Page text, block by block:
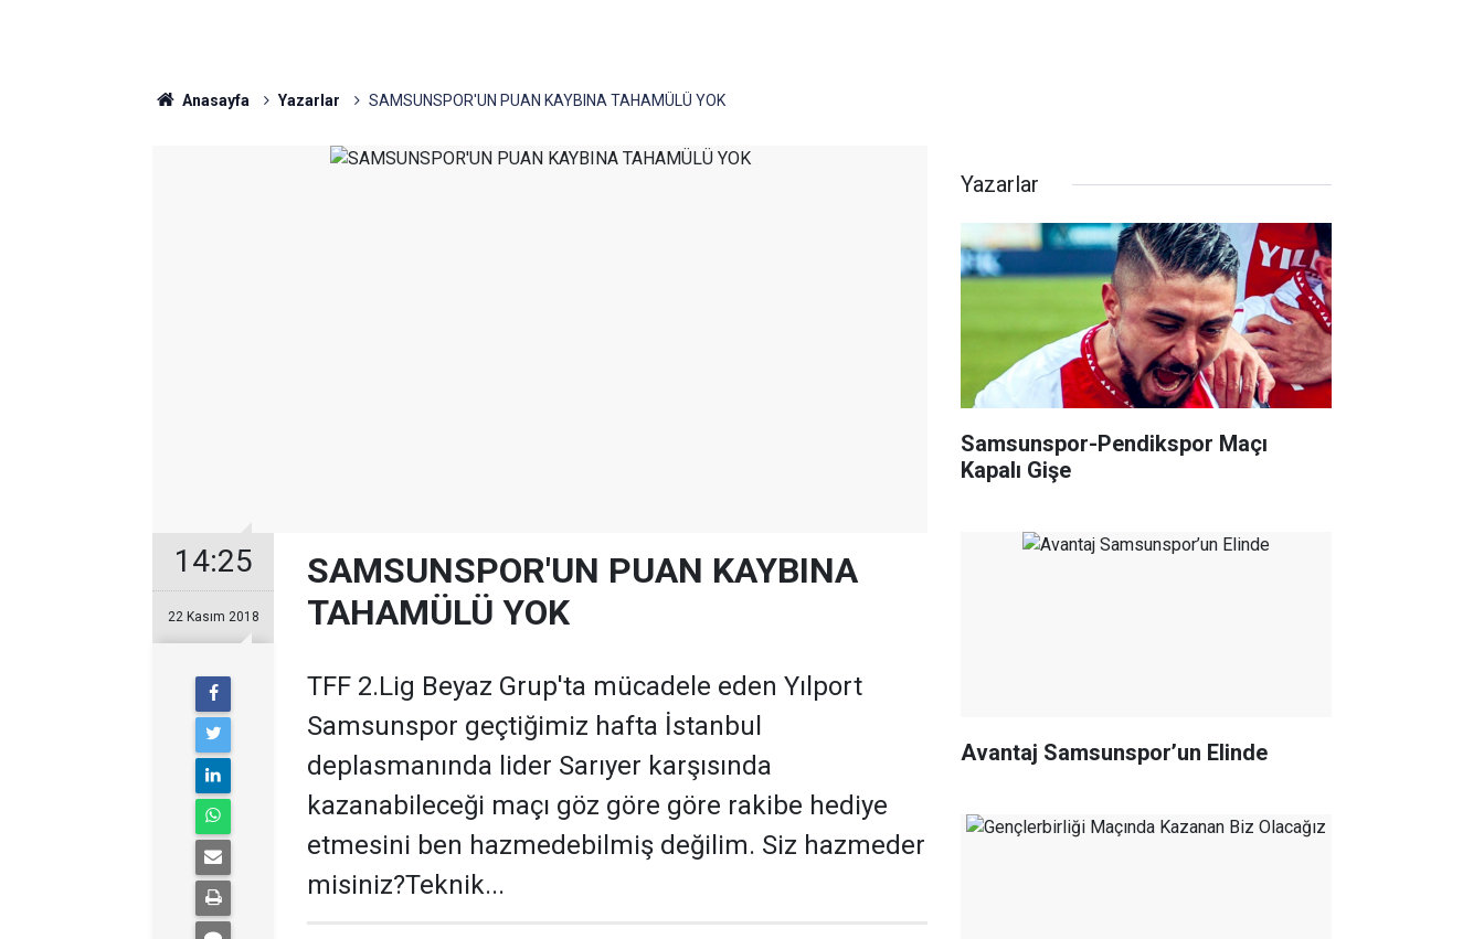
Anasayfa Yazarlar SAMSUNSPOR'UN PUAN KAYBINA TAHAMÜLÜ YOK
14:25
22 Kasım 2018
SAMSUNSPOR'UN PUAN KAYBINA
TAHAMÜLÜ YOK
TFF 2.Lig Beyaz Grup'ta mücadele eden Yılport
Samsunspor geçtiğimiz hafta İstanbul
deplasmanında lider Sarıyer karşısında
kazanabileceği maçı göz göre göre rakibe hediye
etmesini ben hazmedebilmiş değilim. Siz hazmeder
misiniz?Teknik...
Yazarlar
Samsunspor-Pendikspor Maçı
Kapalı Gişe
Avantaj Samsunspor’un Elinde